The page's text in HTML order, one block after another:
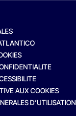
AUX COOKIES
D’UTILISATION